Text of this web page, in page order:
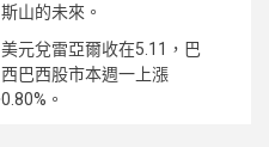
斯山的未來。
美元兌雷亞爾收在5.11，巴
西巴西股市本週一上漲
0.80%。